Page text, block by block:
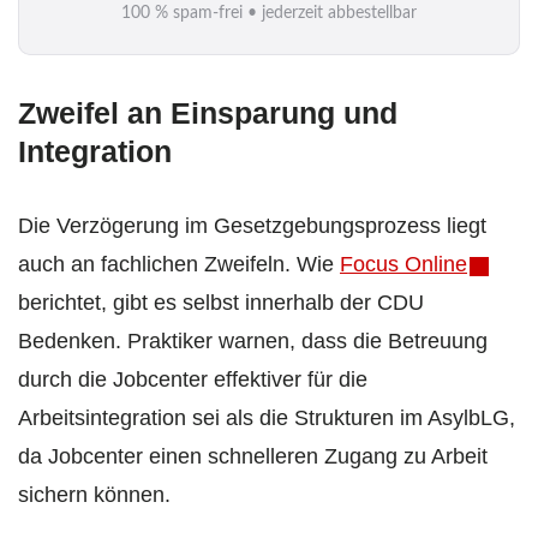
l
*
100 % spam-frei • jederzeit abbestellbar
Zweifel an Einsparung und
Integration
Die Verzögerung im Gesetzgebungsprozess liegt
auch an fachlichen Zweifeln. Wie Focus Online
berichtet, gibt es selbst innerhalb der CDU
Bedenken. Praktiker warnen, dass die Betreuung
durch die Jobcenter effektiver für die
Arbeitsintegration sei als die Strukturen im AsylbLG,
da Jobcenter einen schnelleren Zugang zu Arbeit
sichern können.